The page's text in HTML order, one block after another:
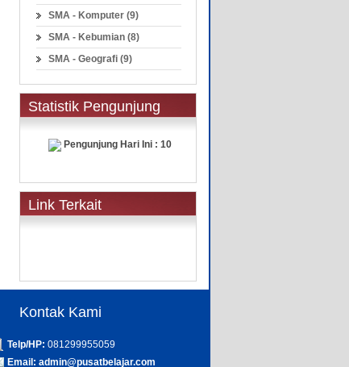
SMA - Komputer (9)
SMA - Kebumian (8)
SMA - Geografi (9)
Statistik Pengunjung
Pengunjung Hari Ini : 10
Link Terkait
Kontak Kami
Telp/HP: 081299955059
Email: admin@pusatbelajar.com